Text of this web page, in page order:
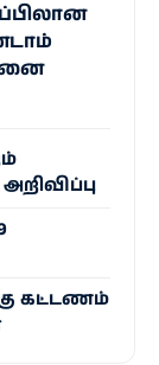
கட்டணம்